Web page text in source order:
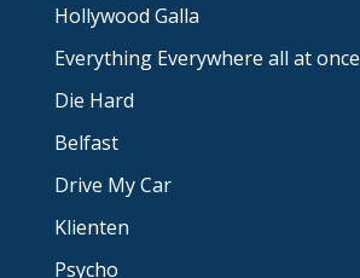
Hollywood Galla
Everything Everywhere all at once
Die Hard
Belfast
Drive My Car
Klienten
Psycho